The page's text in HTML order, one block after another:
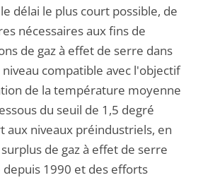
délai le plus court possible, de
nécessaires aux fins de
de gaz à effet de serre dans
compatible avec l'objectif
de la température moyenne
du seuil de 1,5 degré
aux niveaux préindustriels, en
de gaz à effet de serre
depuis 1990 et des efforts